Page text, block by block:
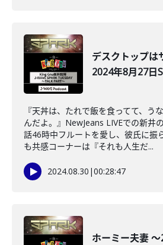
デスクトップは
2024年8月27日
『天丼は、たれで飯を食ってて、う
んだよ。』NewJeans LIVEでの新井
話46時中フルートを愛し、彼氏に振
も共感コーナーは『それも人生だ...
2024.08.30 |00:28:47
ホーミー夫妻